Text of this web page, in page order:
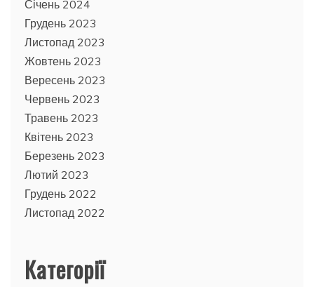
Січень 2024
Грудень 2023
Листопад 2023
Жовтень 2023
Вересень 2023
Червень 2023
Травень 2023
Квітень 2023
Березень 2023
Лютий 2023
Грудень 2022
Листопад 2022
Категорії